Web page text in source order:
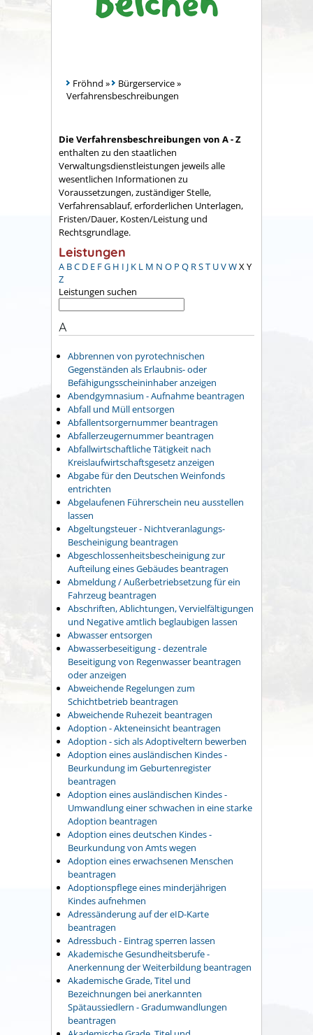
Fröhnd » Bürgerservice»
Verfahrensbeschreibungen
Die Verfahrensbeschreibungen von A - Z
enthalten zu den staatlichen
Verwaltungsdienstleistungen jeweils alle
wesentlichen Informationen zu
Voraussetzungen, zuständiger Stelle,
Verfahrensablauf, erforderlichen Unterlagen,
Fristen/Dauer, Kosten/Leistung und
Rechtsgrundlage.
Leistungen
A BC D E FG H I J K L M N O P Q RST UVWXY
Z
Leistungen suchen
A
Abbrennen von pyrotechnischen
Gegenständen als Erlaubnis- oder
Befähigungsscheininhaber anzeigen
Abendgymnasium - Aufnahme beantragen
Abfall und Müll entsorgen
Abfallentsorgernummer beantragen
Abfallerzeugernummer beantragen
Abfallwirtschaftliche Tätigkeit nach
Kreislaufwirtschaftsgesetz anzeigen
Abgabe für den Deutschen Weinfonds
entrichten
Abgelaufenen Führerschein neu ausstellen
lassen
Abgeltungsteuer - Nichtveranlagungs-
Bescheinigung beantragen
Abgeschlossenheitsbescheinigung zur
Aufteilung eines Gebäudes beantragen
Abmeldung / Außerbetriebsetzung für ein
Fahrzeug beantragen
Abschriften, Ablichtungen, Vervielfältigungen
und Negative amtlich beglaubigen lassen
Abwasser entsorgen
Abwasserbeseitigung - dezentrale
Beseitigung von Regenwasser beantragen
oder anzeigen
Abweichende Regelungen zum
Schichtbetrieb beantragen
Abweichende Ruhezeit beantragen
Adoption - Akteneinsicht beantragen
Adoption - sich als Adoptiveltern bewerben
Adoption eines ausländischen Kindes -
Beurkundung im Geburtenregister
beantragen
Adoption eines ausländischen Kindes -
Umwandlung einer schwachen in eine starke
Adoption beantragen
Adoption eines deutschen Kindes -
Beurkundung von Amts wegen
Adoption eines erwachsenen Menschen
beantragen
Adoptionspflege eines minderjährigen
Kindes aufnehmen
Adressänderung auf der eID-Karte
beantragen
Adressbuch - Eintrag sperren lassen
Akademische Gesundheitsberufe -
Anerkennung der Weiterbildung beantragen
Akademische Grade, Titel und
Bezeichnungen bei anerkannten
Spätaussiedlern - Gradumwandlungen
beantragen